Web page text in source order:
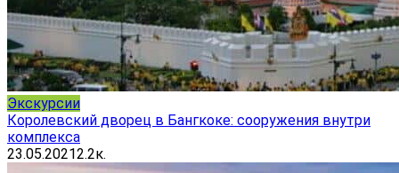
Экскурсии
Королевский дворец в Бангкоке: сооружения внутри
комплекса
23.05.20212.2к.